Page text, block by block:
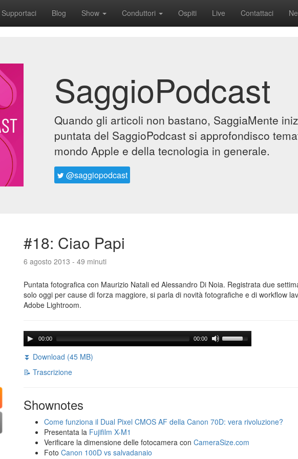
Supportaci Blog Show Conduttori Ospiti Live Contattaci
SaggioPodcast
Quando gli articoli non bastano, SaggiaMente
puntata del SaggioPodcast si approfondisco
mondo Apple e della tecnologia in generale.
@saggiopodcast
#18: Ciao Papi
6 agosto 2013 - 49 minuti
Puntata fotografica con Maurizio Natali ed Alessandro Di Noia. Registrata due
solo oggi per cause di forza maggiore, si parla di novità fotografiche e di workflow
Adobe Lightroom.
00:00 00:00
⏬ Download (45 MB)
📝 Trascrizione
Shownotes
Come funziona il Dual Pixel CMOS AF della Canon 70D: vera rivoluzione?
Presentata la Fujifilm X-M1
Verificare la dimensione delle fotocamera con CameraSize.com
Foto Canon 100D vs salvadanaio